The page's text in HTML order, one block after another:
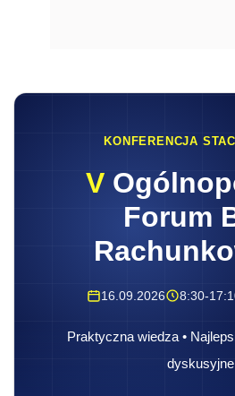
KONFERENCJA
V
Forum
16.09.2026 8:30-
Praktyczna wiedza •
dyskusyjne